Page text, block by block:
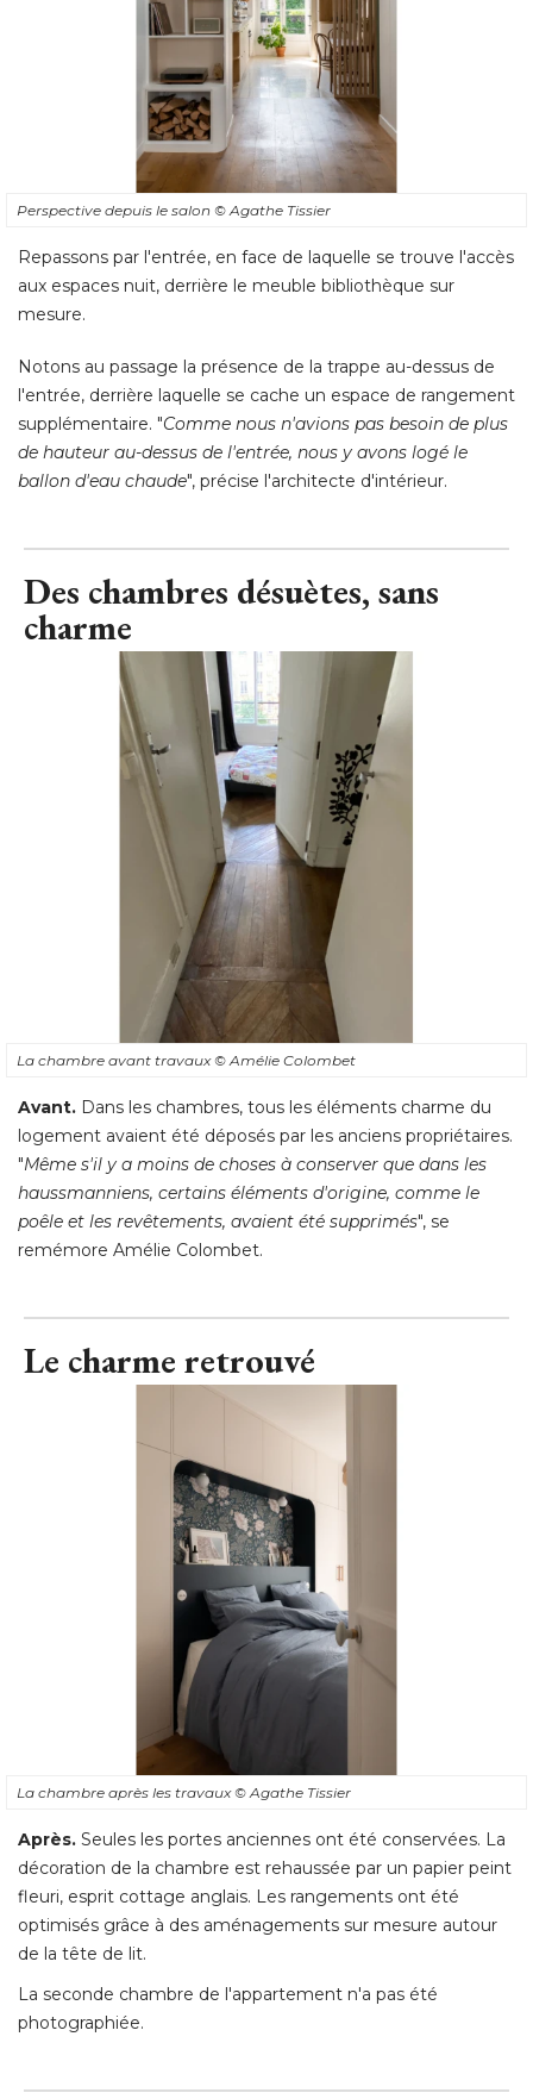
Perspective depuis le salon © Agathe Tissier
Repassons par l'entrée, en face de laquelle se trouve l'accès
aux espaces nuit, derrière le meuble bibliothèque sur
mesure.
Notons au passage la présence de la trappe au-dessus de
l'entrée, derrière laquelle se cache un espace de rangement
supplémentaire. "Comme nous n'avions pas besoin de plus
de hauteur au-dessus de l'entrée, nous y avons logé le
ballon d'eau chaude", précise l'architecte d'intérieur.
Des chambres désuètes, sans
charme
La chambre avant travaux© Amélie Colombet
Avant. Dans les chambres, tous les éléments charme du
logement avaient été déposés par les anciens propriétaires.
"Même s'il y a moins de choses à conserver que dans les
haussmanniens, certains éléments d'origine, comme le
poêle et les revêtements, avaient été supprimés", se
remémore Amélie Colombet.
Le charme retrouvé
La chambre après les travaux© Agathe Tissier
Après. Seules les portes anciennes ont été conservées. La
décoration de la chambre est rehaussée par un papier peint
fleuri, esprit cottage anglais. Les rangements ont été
optimisés grâce à des aménagements sur mesure autour
de la tête de lit.
La seconde chambre de l'appartement n'a pas été
photographiée.